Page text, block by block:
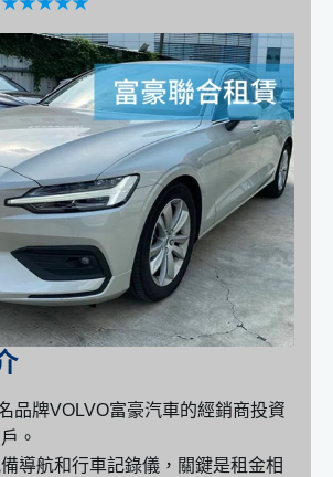
品牌VOLVO富豪汽車的經銷商投資
。
導航和行車記錄儀，關鍵是租金相